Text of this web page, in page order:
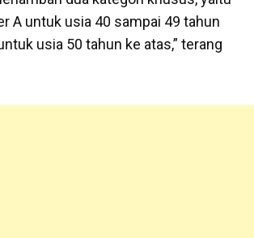
A untuk usia 40 sampai 49 tahun
usia 50 tahun ke atas,” terang